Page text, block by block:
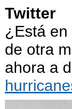
Twitter
¿Está
de otra
ahora a